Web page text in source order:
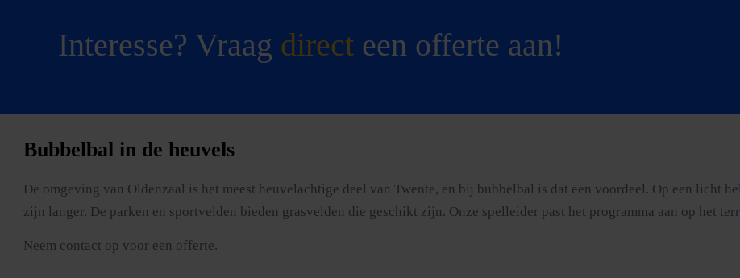
Interesse? Vraag direct een offerte aan!
Bubbelbal in de heuvels
De omgeving van Oldenzaal is het meest heuvelachtige deel van Twente, en bij bubbelbal is dat een voordeel. Op een licht
zijn langer. De parken en sportvelden bieden grasvelden die geschikt zijn. Onze spelleider past het programma aan op het
Neem contact op voor een offerte.